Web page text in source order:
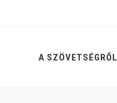
A SZÖVETSÉGRŐL